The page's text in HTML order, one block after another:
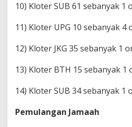
10) Kloter SUB 61 sebanyak 1
11) Kloter UPG 10 sebanyak 4
12) Kloter JKG 35 sebanyak 1
13) Kloter BTH 15 sebanyak 1
14) Kloter SUB 34 sebanyak 1
Pemulangan Jamaah